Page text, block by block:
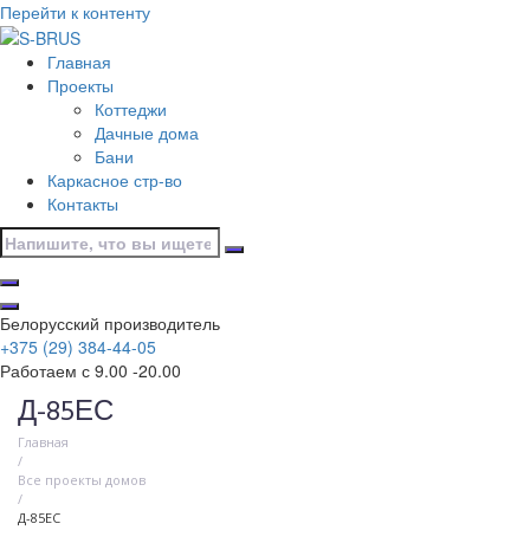
Перейти к контенту
Главная
Проекты
Коттеджи
Дачные дома
Бани
Каркасное стр-во
Контакты
Белорусский производитель
+375 (29) 384-44-05
Работаем с 9.00 -20.00
Д-85ЕС
Главная
/
Все проекты домов
/
Д-85ЕС